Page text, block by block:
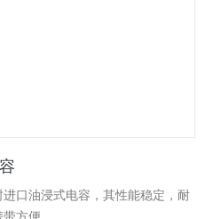
口油浸式电容，其性能稳定，耐